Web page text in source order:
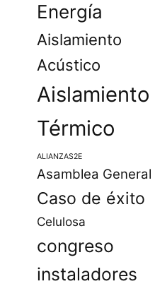
Energía
Aislamiento
Acústico
Aislamiento
Térmico
ALIANZAS2E
Asamblea General
Caso de éxito
Celulosa
congreso
instaladores